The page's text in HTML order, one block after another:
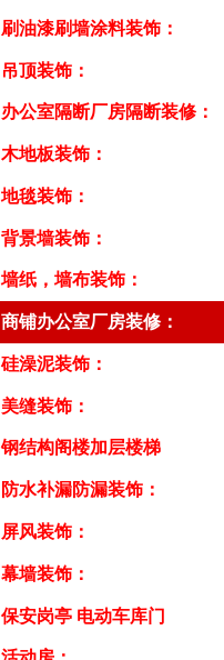
刷油漆刷墙涂料装饰：
吊顶装饰：
办公室隔断厂房隔断装修：
木地板装饰：
地毯装饰：
背景墙装饰：
墙纸，墙布装饰：
商铺办公室厂房装修：
硅澡泥装饰：
美缝装饰：
钢结构阁楼加层楼梯
防水补漏防漏装饰：
屏风装饰：
幕墙装饰：
保安岗亭 电动车库门